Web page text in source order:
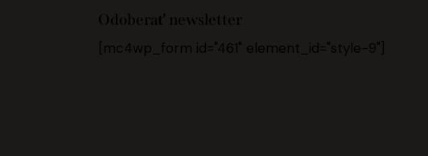
Odoberať newsletter
[mc4wp_form id="461" element_id="style-9"]